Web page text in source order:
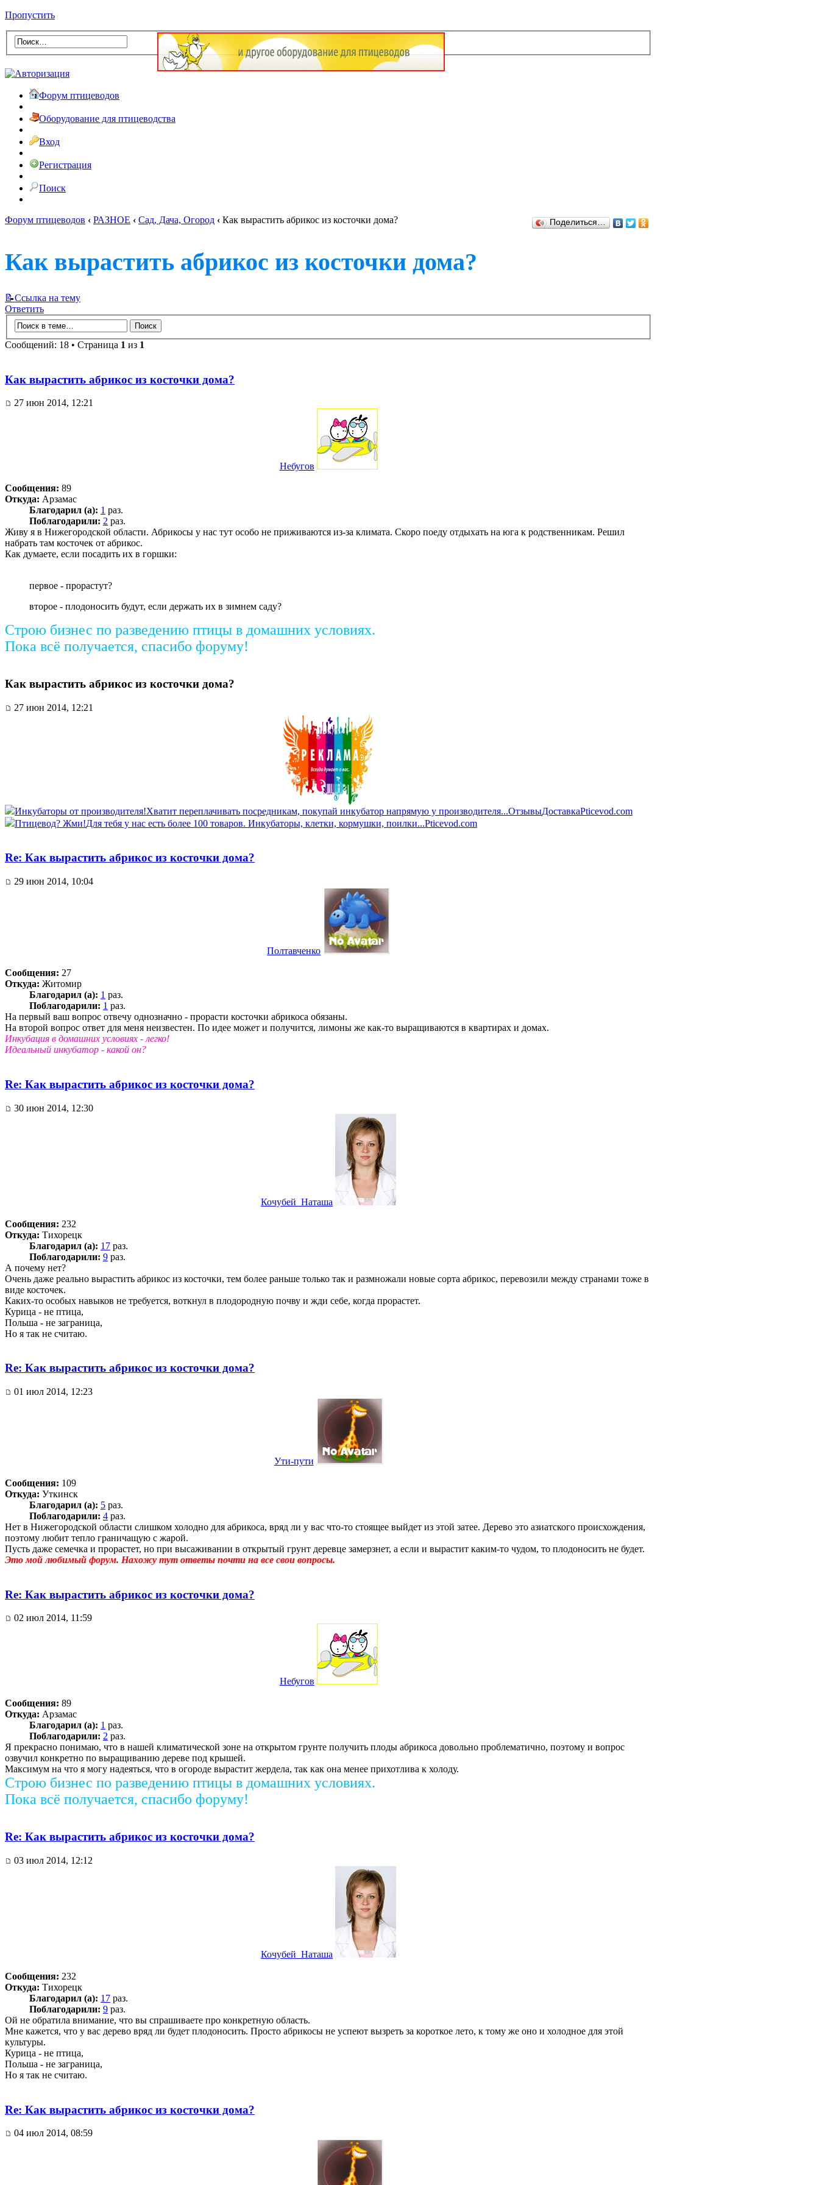
Пропустить
Форум птицеводов
Оборудование для птицеводства
Вход
Регистрация
Поиск
Форум птицеводов ‹ РАЗНОЕ ‹ Сад, Дача, Огород ‹ Как вырастить абрикос из косточки дома? Поделиться…
Как вырастить абрикос из косточки дома?
📝Ссылка на тему
Ответить
Сообщений: 18 • Страница 1 из 1
Как вырастить абрикос из косточки дома?
27 июн 2014, 12:21
Небугов
Сообщения: 89
Откуда: Арзамас
Благодарил (а): 1 раз.
Поблагодарили: 2 раз.
Живу я в Нижегородской области. Абрикосы у нас тут особо не приживаются из-за климата. Скоро поеду отдыхать на юга к родственникам. Решил
набрать там косточек от абрикос.
Как думаете, если посадить их в горшки:
первое - прорастут?
второе - плодоносить будут, если держать их в зимнем саду?
Строю бизнес по разведению птицы в домашних условиях.
Пока всё получается, спасибо форуму!
Как вырастить абрикос из косточки дома?
27 июн 2014, 12:21
Инкубаторы от производителя!Хватит переплачивать посредникам, покупай инкубатор напрямую у производителя...ОтзывыДоставкаPticevod.com
Птицевод? Жми!Для тебя у нас есть более 100 товаров. Инкубаторы, клетки, кормушки, поилки...Pticevod.com
Re: Как вырастить абрикос из косточки дома?
29 июн 2014, 10:04
Полтавченко
Сообщения: 27
Откуда: Житомир
Благодарил (а): 1 раз.
Поблагодарили: 1 раз.
На первый ваш вопрос отвечу однозначно - прорасти косточки абрикоса обязаны.
На второй вопрос ответ для меня неизвестен. По идее может и получится, лимоны же как-то выращиваются в квартирах и домах.
Инкубация в домашних условиях - легко!
Идеальный инкубатор - какой он?
Re: Как вырастить абрикос из косточки дома?
30 июн 2014, 12:30
Кочубей_Наташа
Сообщения: 232
Откуда: Тихорецк
Благодарил (а): 17 раз.
Поблагодарили: 9 раз.
А почему нет?
Очень даже реально вырастить абрикос из косточки, тем более раньше только так и размножали новые сорта абрикос, перевозили между странами тоже в
виде косточек.
Каких-то особых навыков не требуется, воткнул в плодородную почву и жди себе, когда прорастет.
Курица - не птица,
Польша - не заграница,
Но я так не считаю.
Re: Как вырастить абрикос из косточки дома?
01 июл 2014, 12:23
Ути-пути
Сообщения: 109
Откуда: Уткинск
Благодарил (а): 5 раз.
Поблагодарили: 4 раз.
Нет в Нижегородской области слишком холодно для абрикоса, вряд ли у вас что-то стоящее выйдет из этой затее. Дерево это азиатского происхождения,
поэтому любит тепло граничащую с жарой.
Пусть даже семечка и прорастет, но при высаживании в открытый грунт деревце замерзнет, а если и вырастит каким-то чудом, то плодоносить не будет.
Это мой любимый форум. Нахожу тут ответы почти на все свои вопросы.
Re: Как вырастить абрикос из косточки дома?
02 июл 2014, 11:59
Небугов
Сообщения: 89
Откуда: Арзамас
Благодарил (а): 1 раз.
Поблагодарили: 2 раз.
Я прекрасно понимаю, что в нашей климатической зоне на открытом грунте получить плоды абрикоса довольно проблематично, поэтому и вопрос
озвучил конкретно по выращиванию дереве под крышей.
Максимум на что я могу надеяться, что в огороде вырастит жердела, так как она менее прихотлива к холоду.
Строю бизнес по разведению птицы в домашних условиях.
Пока всё получается, спасибо форуму!
Re: Как вырастить абрикос из косточки дома?
03 июл 2014, 12:12
Кочубей_Наташа
Сообщения: 232
Откуда: Тихорецк
Благодарил (а): 17 раз.
Поблагодарили: 9 раз.
Ой не обратила внимание, что вы спрашиваете про конкретную область.
Мне кажется, что у вас дерево вряд ли будет плодоносить. Просто абрикосы не успеют вызреть за короткое лето, к тому же оно и холодное для этой
культуры.
Курица - не птица,
Польша - не заграница,
Но я так не считаю.
Re: Как вырастить абрикос из косточки дома?
04 июл 2014, 08:59